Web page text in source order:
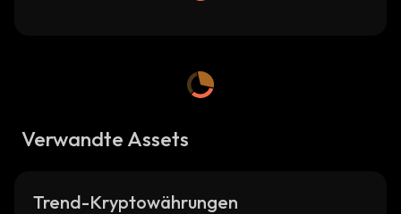
Verwandte Assets
Trend-Kryptowährungen